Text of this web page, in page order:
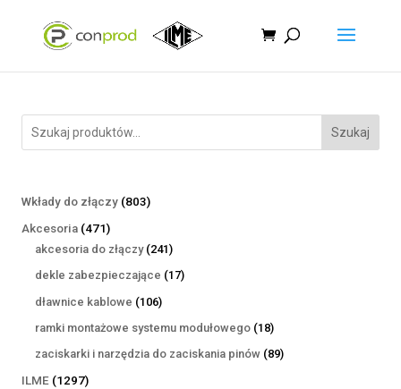
Szukaj
Wkłady do złączy 803803
Akcesoria 471471
produktów
akcesoria do złączy 241241
produktów
dekle zabezpieczające 1717
dławnice kablowe 106106
produktów
ramki montażowe systemu modułowego 1818
produktów
zaciskarki i narzędzia do zaciskania pinów 8989
ILME 12971297